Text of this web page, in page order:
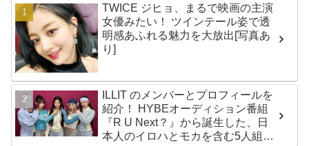
TWICE ジヒョ、まるで映画の主演
女優みたい！ ツインテール姿で透
明感あふれる魅力を大放出[写真あ
り]
ILLIT のメンバーとプロフィールを
紹介！ HYBEオーディション番組
『R U Next？』から誕生した、日
本人のイロハとモカを含む5人組ガ